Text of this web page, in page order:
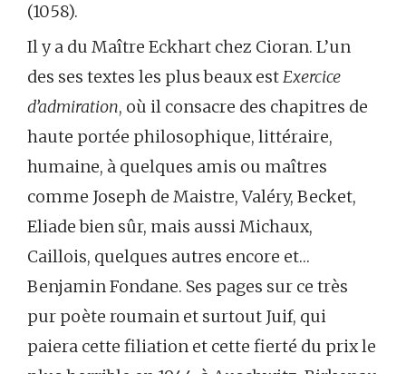
(1058).
Il y a du Maître Eckhart chez Cioran. L’un
des ses textes les plus beaux estExercice
d’admiration, où il consacre des chapitres de
haute portée philosophique, littéraire,
humaine, à quelques amis ou maîtres
comme Joseph de Maistre, Valéry, Becket,
Eliade bien sûr, mais aussi Michaux,
Caillois, quelques autres encore et…
Benjamin Fondane. Ses pages sur ce très
pur poète roumain et surtout Juif, qui
paiera cette filiation et cette fierté du prix le